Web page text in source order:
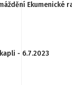
- 6.7.2023